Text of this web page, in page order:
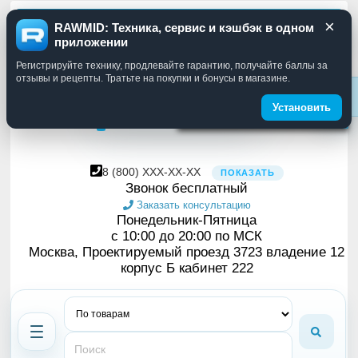
Москва RUB
Смена языка
в меню слева
8 (800) XXX-XX-XX ПОКАЗАТЬ
Звонок бесплатный
Заказать консультацию
Понедельник-Пятница
с 10:00 до 20:00 по МСК
Москва, Проектируемый проезд 3723 владение 12
корпус Б кабинет 222
RAWMID: Техника, сервис и кэшбэк в одном
приложении
×
Регистрируйте технику, продлевайте гарантию, получайте баллы за
отзывы и рецепты. Тратьте на покупки и бонусы в магазине.
Установить